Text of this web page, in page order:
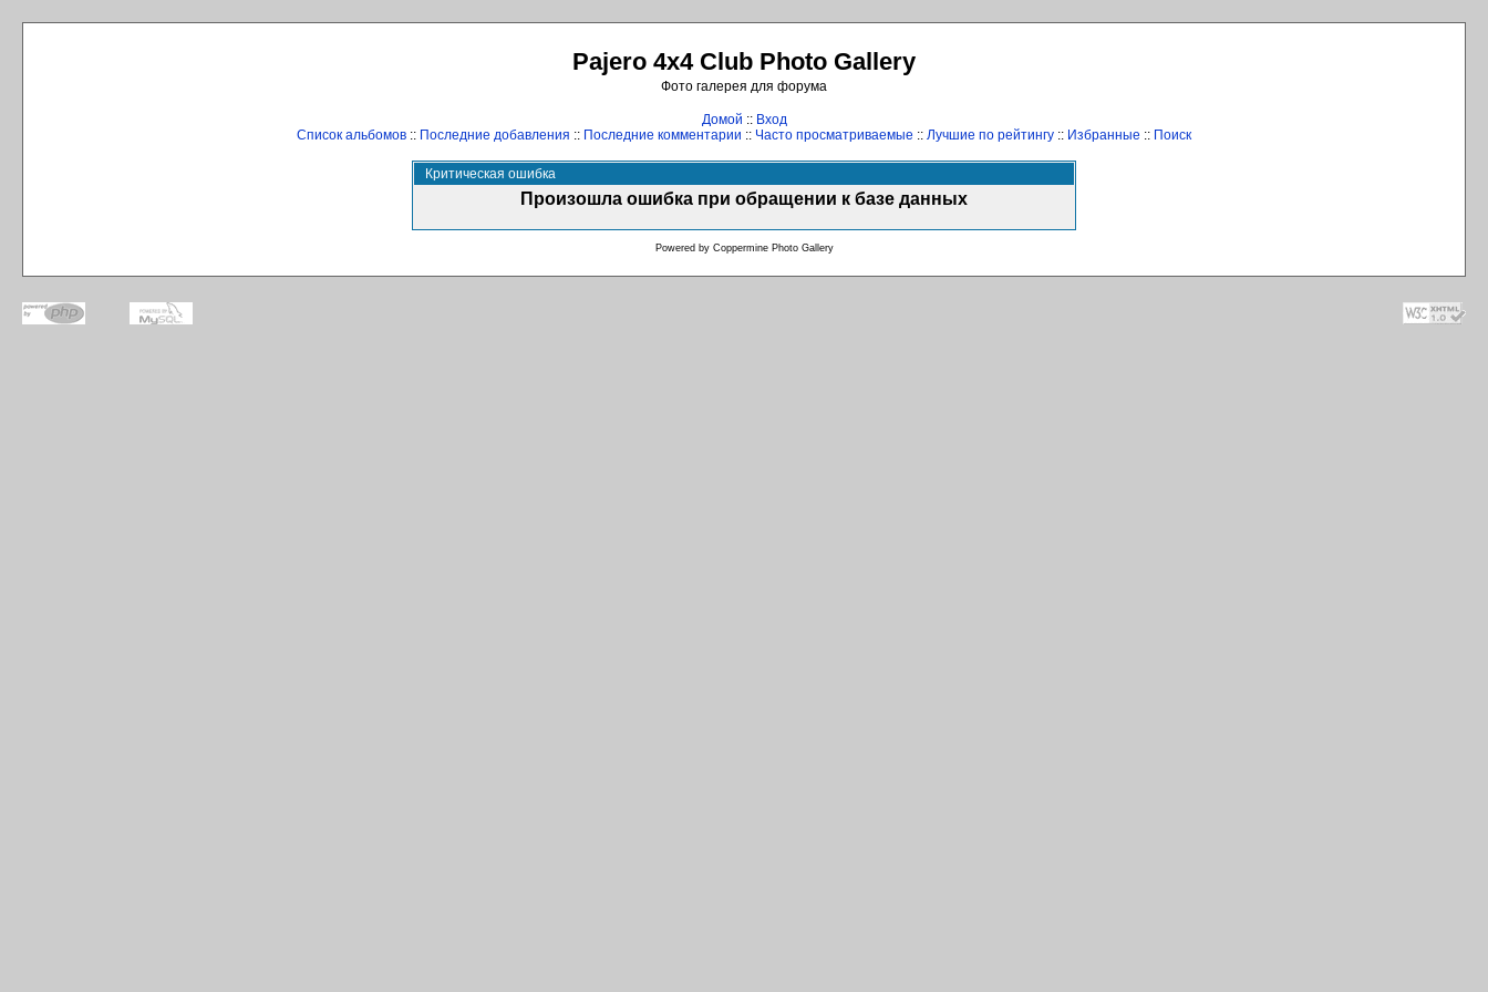
Pajero 4x4 Club Photo Gallery
Фото галерея для форума
Домой :: Вход
Список альбомов :: Последние добавления :: Последние комментарии :: Часто просматриваемые :: Лучшие по рейтингу :: Избранные :: Поиск
Критическая ошибка
Произошла ошибка при обращении к базе данных
Powered by Coppermine Photo Gallery